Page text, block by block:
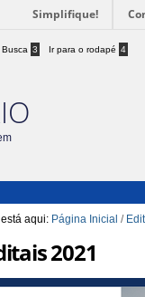
Simplifique!
3 Ir para o rodapé 4
aqui: Página Inicial /
2021